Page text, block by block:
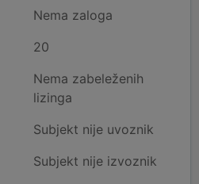
Nema zaloga
20
Nema zabeleženih
lizinga
Subjekt nije uvoznik
Subjekt nije izvoznik